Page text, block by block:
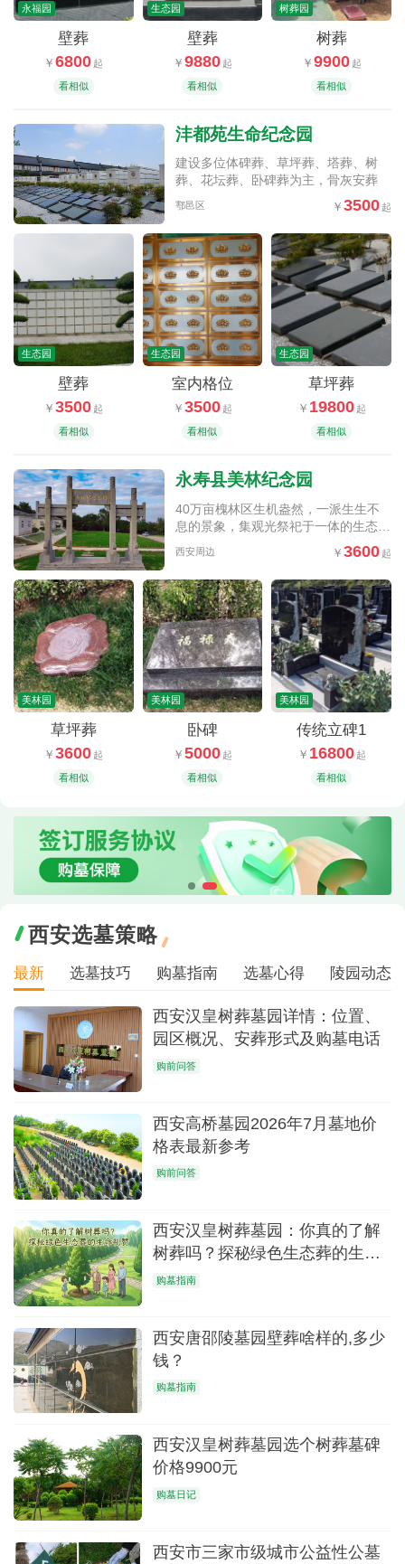
永福园
壁葬
6800
看相似
生态园
壁葬
9880
看相似
树葬园
树葬
9900
看相似
沣都苑生命纪念园
建设多位体碑葬、草坪葬、塔葬、树
葬、花坛葬、卧碑葬为主，骨灰安葬
鄠邑区 3500
生态园
壁葬
3500
看相似
生态园
室内格位
3500
看相似
生态园
草坪葬
19800
看相似
永寿县美林纪念园
40万亩槐林区生机盎然，一派生生不
息的景象，集观光祭祀于一体的生态纪
西安周边 3600
美林园
草坪葬
3600
看相似
美林园
卧碑
5000
看相似
美林园
传统立碑1
16800
看相似
西安选墓策略
最新 选墓技巧 购墓指南 选墓心得 陵园动态
西安汉皇树葬墓园详情：位置、
园区概况、安葬形式及购墓电话
购前问答
西安高桥墓园2026年7月墓地价
格表最新参考
购前问答
西安汉皇树葬墓园：你真的了解
树葬吗？探秘绿色生态葬的生命
礼赞
购墓指南
西安唐邵陵墓园壁葬啥样的,多少
钱？
购墓指南
西安汉皇树葬墓园选个树葬墓碑
价格9900元
购墓日记
西安市三家市级城市公益性公墓